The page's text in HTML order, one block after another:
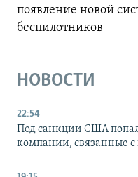
появление новой
беспилотников
НОВОСТИ
22:54
Под санкции США
компании, связанные